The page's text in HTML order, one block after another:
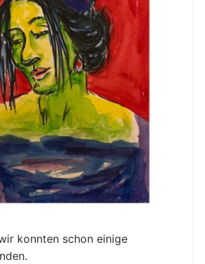
konnten schon einige